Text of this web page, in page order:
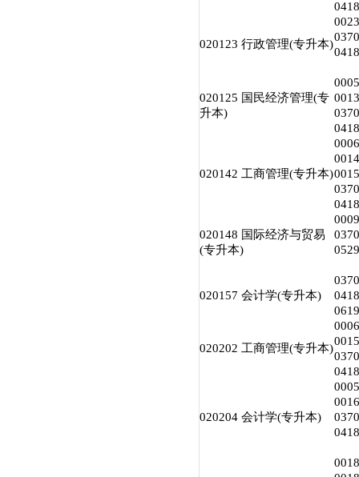
020123 行政管理(专升本)
020125 国民经济管理(专
升本)
020142 工商管理(专升本)
020148 国际经济与贸易
(专升本)
020157 会计学(专升本)
020202 工商管理(专升本)
020204 会计学(专升本)